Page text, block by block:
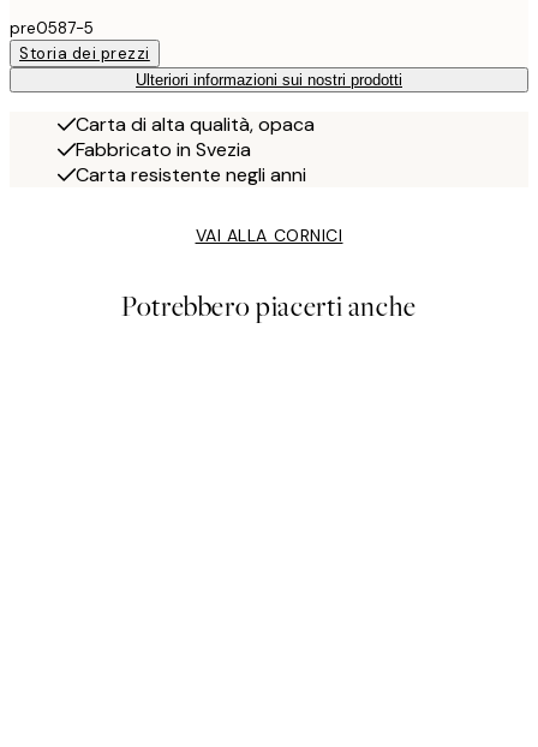
pre0587-5
Storia dei prezzi
Ulteriori informazioni sui nostri prodotti
Carta di alta qualità, opaca
Fabbricato in Svezia
Carta resistente negli anni
VAI ALLA CORNICI
Potrebbero piacerti anche